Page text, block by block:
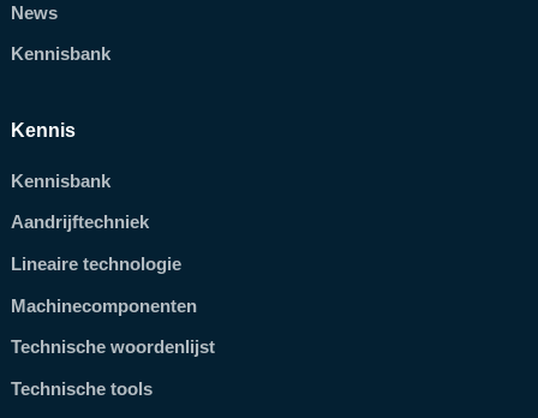
News
Kennisbank
Kennis
Kennisbank
Aandrijftechniek
Lineaire technologie
Machinecomponenten
Technische woordenlijst
Technische tools